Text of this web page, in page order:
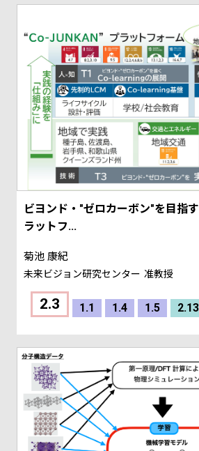
ビヨンド・"ゼロカーボン"を目指
ラットフ...
菊池 康紀
未来ビジョン研究センター 准教授
2.3 1.1 1.4 1.5 2.13